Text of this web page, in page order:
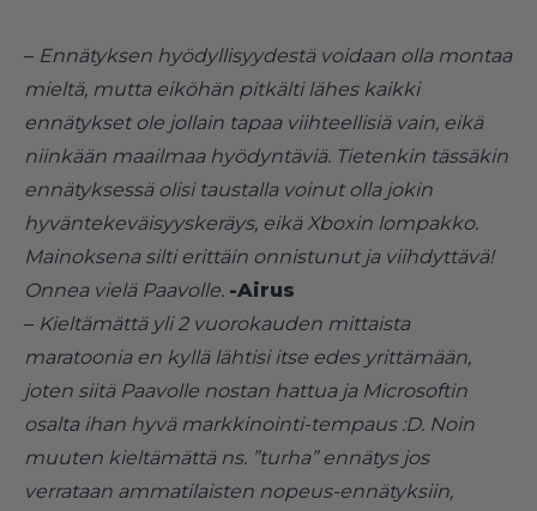
– Ennätyksen hyödyllisyydestä voidaan olla montaa
mieltä, mutta eiköhän pitkälti lähes kaikki
ennätykset ole jollain tapaa viihteellisiä vain, eikä
niinkään maailmaa hyödyntäviä. Tietenkin tässäkin
ennätyksessä olisi taustalla voinut olla jokin
hyväntekeväisyyskeräys, eikä Xboxin lompakko.
Mainoksena silti erittäin onnistunut ja viihdyttävä!
Onnea vielä Paavolle. -Airus
– Kieltämättä yli 2 vuorokauden mittaista
maratoonia en kyllä lähtisi itse edes yrittämään,
joten siitä Paavolle nostan hattua ja Microsoftin
osalta ihan hyvä markkinointi-tempaus :D. Noin
muuten kieltämättä ns. ”turha” ennätys jos
verrataan ammatilaisten nopeus-ennätyksiin,